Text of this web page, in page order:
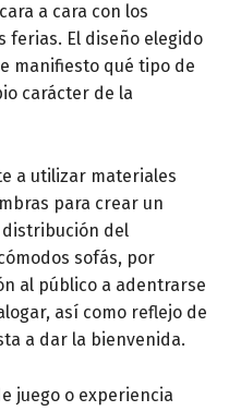
a cara con los
ferias. El diseño elegido
manifiesto qué tipo de
carácter de la
a utilizar materiales
para crear un
distribución del
sofás, por
al público a adentrarse
así como reflejo de
a dar la bienvenida.
juego o experiencia